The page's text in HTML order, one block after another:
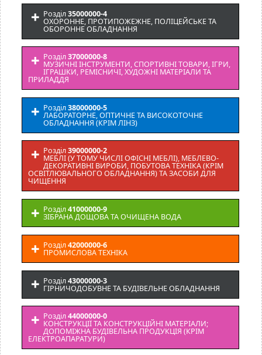
Розділ35000000-4
ОХОРОННЕ, ПРОТИПОЖЕЖНЕ, ПОЛІЦЕЙСЬКЕ ТА
ОБОРОННЕ ОБЛАДНАННЯ
Розділ37000000-8
МУЗИЧНІ ІНСТРУМЕНТИ, СПОРТИВНІ ТОВАРИ, ІГРИ,
ІГРАШКИ, РЕМІСНИЧІ, ХУДОЖНІ МАТЕРІАЛИ ТА
ПРИЛАДДЯ
Розділ38000000-5
ЛАБОРАТОРНЕ, ОПТИЧНЕ ТА ВИСОКОТОЧНЕ
ОБЛАДНАННЯ (КРІМ ЛІНЗ)
Розділ39000000-2
МЕБЛІ (У ТОМУ ЧИСЛІ ОФІСНІ МЕБЛІ), МЕБЛЕВО-
ДЕКОРАТИВНІ ВИРОБИ, ПОБУТОВА ТЕХНІКА (КРІМ
ОСВІТЛЮВАЛЬНОГО ОБЛАДНАННЯ) ТА ЗАСОБИ ДЛЯ
ЧИЩЕННЯ
Розділ41000000-9
ЗІБРАНА ДОЩОВА ТА ОЧИЩЕНА ВОДА
Розділ42000000-6
ПРОМИСЛОВА ТЕХНІКА
Розділ43000000-3
ГІРНИЧОДОБУВНЕ ТА БУДІВЕЛЬНЕ ОБЛАДНАННЯ
Розділ44000000-0
КОНСТРУКЦІЇ ТА КОНСТРУКЦІЙНІ МАТЕРІАЛИ;
ДОПОМІЖНА БУДІВЕЛЬНА ПРОДУКЦІЯ (КРІМ
ЕЛЕКТРОАПАРАТУРИ)